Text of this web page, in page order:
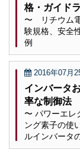
格・ガイド
〜 リチウム
験規格、安全
例
2016年07月
インバータ
率な制御法
〜 パワーエレ
ング素子の使
ルインバータ